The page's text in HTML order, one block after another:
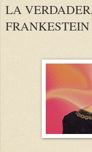
LA
FRANKESTEIN